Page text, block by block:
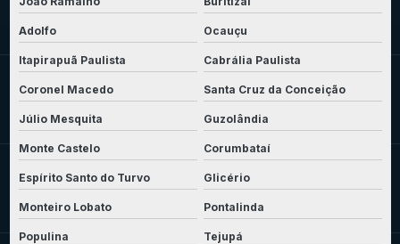
Adolfo Ocauçu
Itapirapuã Paulista Cabrália Paulista
Coronel Macedo Santa Cruz da Conceição
Júlio Mesquita Guzolândia
Monte Castelo Corumbataí
Espírito Santo do Turvo Glicério
Monteiro Lobato Pontalinda
Populina Tejupá